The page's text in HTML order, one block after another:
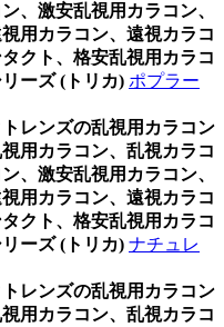
、激安乱視用カラコン、
用カラコン、遠視カラコ
クト、格安乱視用カラコ
ーズ (トリカ) ポプラー
レンズの乱視用カラコン
用カラコン、乱視カラコ
、激安乱視用カラコン、
用カラコン、遠視カラコ
クト、格安乱視用カラコ
ーズ (トリカ) ナチュレ
レンズの乱視用カラコン
用カラコン、乱視カラコ